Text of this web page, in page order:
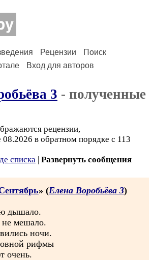
Рецензии
Поиск
Вход для авторов
3 - полученные
рецензии,
в обратном порядке с 113
списка | Развернуть сообщения
» (Елена Воробьёва 3)
дышало.
мешало.
ночи.
рифмы
очень.